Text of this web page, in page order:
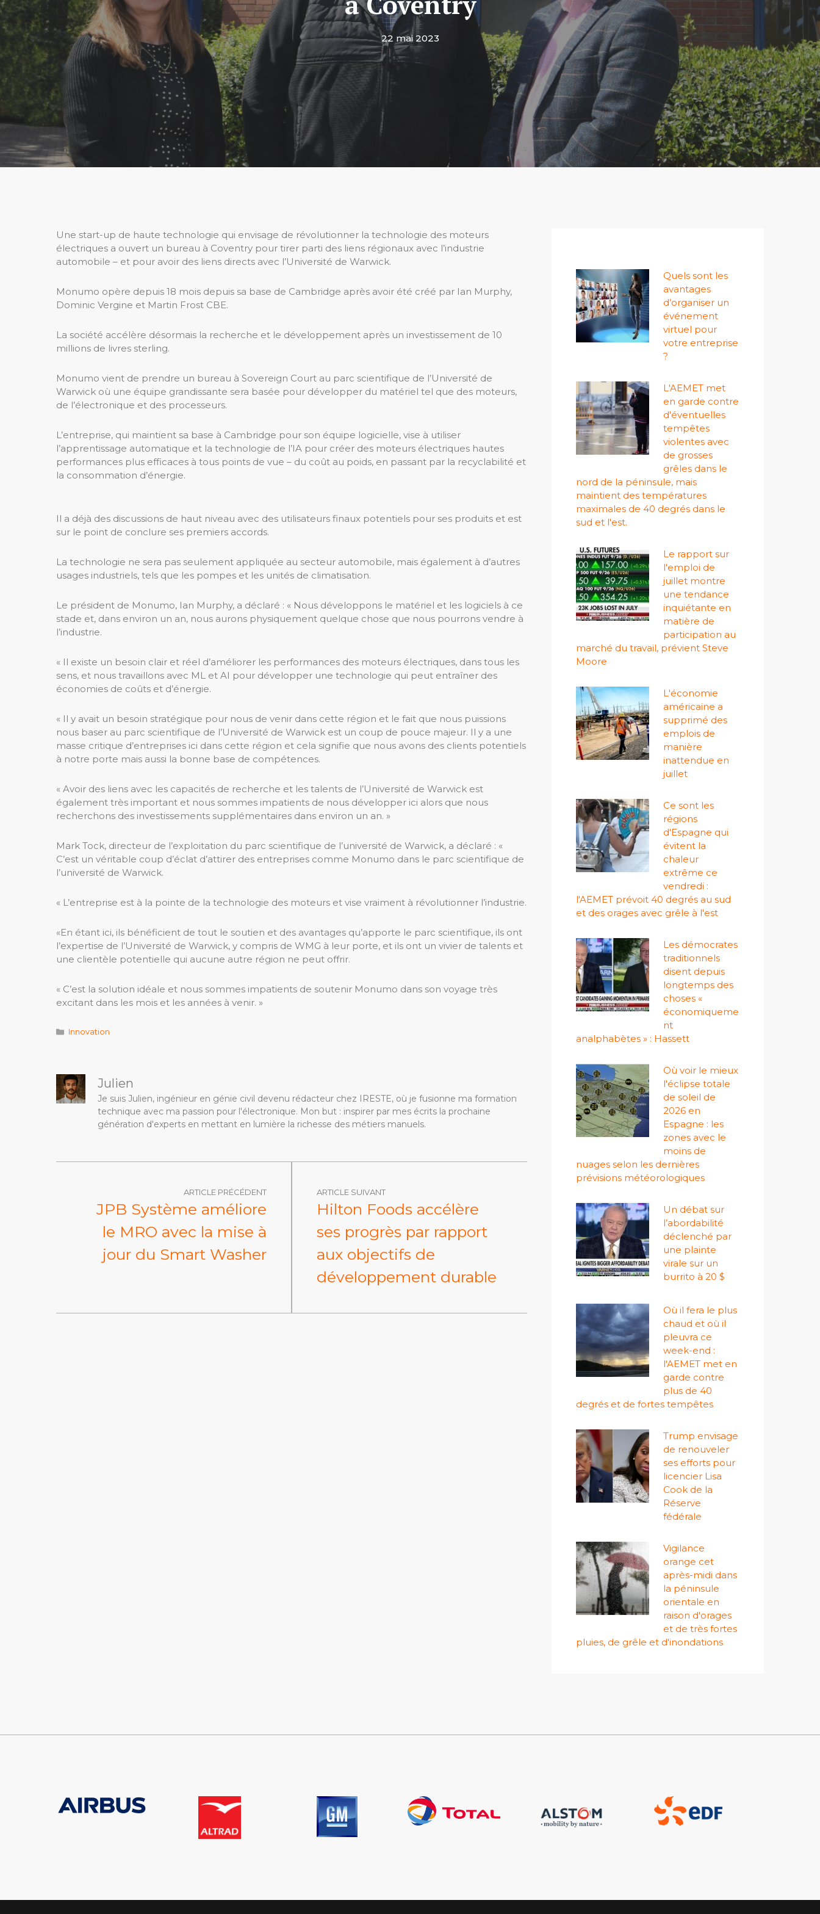
22 mai 2023
Une start-up de haute technologie qui envisage de révolutionner la technologie des moteurs
électriques a ouvert un bureau à Coventry pour tirer parti des liens régionaux avec l’industrie
automobile – et pour avoir des liens directs avec l’Université de Warwick.
Monumo opère depuis 18 mois depuis sa base de Cambridge après avoir été créé par Ian Murphy,
Dominic Vergine et Martin Frost CBE.
La société accélère désormais la recherche et le développement après un investissement de 10
millions de livres sterling.
Monumo vient de prendre un bureau à Sovereign Court au parc scientifique de l’Université de
Warwick où une équipe grandissante sera basée pour développer du matériel tel que des moteurs,
de l’électronique et des processeurs.
L’entreprise, qui maintient sa base à Cambridge pour son équipe logicielle, vise à utiliser
l’apprentissage automatique et la technologie de l’IA pour créer des moteurs électriques hautes
performances plus efficaces à tous points de vue – du coût au poids, en passant par la recyclabilité et
la consommation d’énergie.
Il a déjà des discussions de haut niveau avec des utilisateurs finaux potentiels pour ses produits et est
sur le point de conclure ses premiers accords.
La technologie ne sera pas seulement appliquée au secteur automobile, mais également à d’autres
usages industriels, tels que les pompes et les unités de climatisation.
Le président de Monumo, Ian Murphy, a déclaré : « Nous développons le matériel et les logiciels à ce
stade et, dans environ un an, nous aurons physiquement quelque chose que nous pourrons vendre à
l’industrie.
« Il existe un besoin clair et réel d’améliorer les performances des moteurs électriques, dans tous les
sens, et nous travaillons avec ML et AI pour développer une technologie qui peut entraîner des
économies de coûts et d’énergie.
« Il y avait un besoin stratégique pour nous de venir dans cette région et le fait que nous puissions
nous baser au parc scientifique de l’Université de Warwick est un coup de pouce majeur. Il y a une
masse critique d’entreprises ici dans cette région et cela signifie que nous avons des clients potentiels
à notre porte mais aussi la bonne base de compétences.
« Avoir des liens avec les capacités de recherche et les talents de l’Université de Warwick est
également très important et nous sommes impatients de nous développer ici alors que nous
recherchons des investissements supplémentaires dans environ un an. »
Mark Tock, directeur de l’exploitation du parc scientifique de l’université de Warwick, a déclaré : «
C’est un véritable coup d’éclat d’attirer des entreprises comme Monumo dans le parc scientifique de
l’université de Warwick.
« L’entreprise est à la pointe de la technologie des moteurs et vise vraiment à révolutionner l’industrie.
«En étant ici, ils bénéficient de tout le soutien et des avantages qu’apporte le parc scientifique, ils ont
l’expertise de l’Université de Warwick, y compris de WMG à leur porte, et ils ont un vivier de talents et
une clientèle potentielle qui aucune autre région ne peut offrir.
« C’est la solution idéale et nous sommes impatients de soutenir Monumo dans son voyage très
excitant dans les mois et les années à venir. »
Catégories
Innovation
Julien
Je suis Julien, ingénieur en génie civil devenu rédacteur chez IRESTE, où je fusionne ma formation
technique avec ma passion pour l'électronique. Mon but : inspirer par mes écrits la prochaine
génération d'experts en mettant en lumière la richesse des métiers manuels.
ARTICLE PRÉCÉDENT
JPB Système améliore
le MRO avec la mise à
jour du Smart Washer
ARTICLE SUIVANT
Hilton Foods accélère
ses progrès par rapport
aux objectifs de
développement durable
Quels sont les
avantages
d’organiser un
événement
virtuel pour
votre entreprise
?
L'AEMET met
en garde contre
d'éventuelles
tempêtes
violentes avec
de grosses
grêles dans le
nord de la péninsule, mais
maintient des températures
maximales de 40 degrés dans le
sud et l'est.
Le rapport sur
l'emploi de
juillet montre
une tendance
inquiétante en
matière de
participation au
marché du travail, prévient Steve
Moore
L'économie
américaine a
supprimé des
emplois de
manière
inattendue en
juillet
Ce sont les
régions
d'Espagne qui
évitent la
chaleur
extrême ce
vendredi :
l'AEMET prévoit 40 degrés au sud
et des orages avec grêle à l'est
Les démocrates
traditionnels
disent depuis
longtemps des
choses «
économiqueme
nt
analphabètes » : Hassett
Où voir le mieux
l'éclipse totale
de soleil de
2026 en
Espagne : les
zones avec le
moins de
nuages ​​selon les dernières
prévisions météorologiques
Un débat sur
l’abordabilité
déclenché par
une plainte
virale sur un
burrito à 20 $
Où il fera le plus
chaud et où il
pleuvra ce
week-end :
l'AEMET met en
garde contre
plus de 40
degrés et de fortes tempêtes
Trump envisage
de renouveler
ses efforts pour
licencier Lisa
Cook de la
Réserve
fédérale
Vigilance
orange cet
après-midi dans
la péninsule
orientale en
raison d'orages
et de très fortes
pluies, de grêle et d'inondations